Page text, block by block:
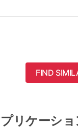
FIND
リケーショ